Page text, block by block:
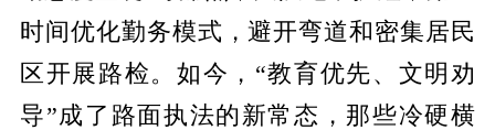
时间优化勤务模式，避开弯道和密集居民
区开展路检。如今，“教育优先、文明劝
导”成了路面执法的新常态，那些冷硬横